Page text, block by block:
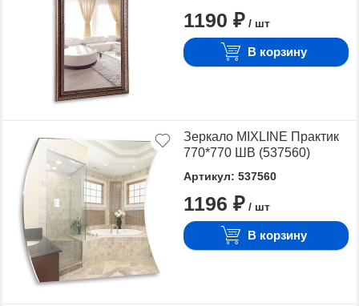
1190 ₽ / шт
В корзину
Зеркало MIXLINE Практик
770*770 ШВ (537560)
Артикул: 537560
1196 ₽ / шт
В корзину